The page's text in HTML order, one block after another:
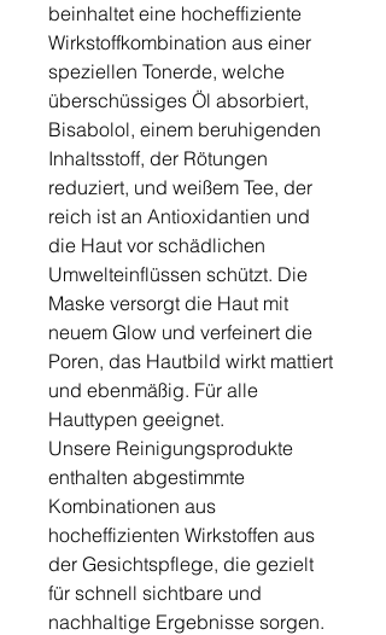
beinhaltet eine hocheffiziente
Wirkstoffkombination aus einer
speziellen Tonerde, welche
überschüssiges Öl absorbiert,
Bisabolol, einem beruhigenden
Inhaltsstoff, der Rötungen
reduziert, und weißem Tee, der
reich ist an Antioxidantien und
die Haut vor schädlichen
Umwelteinflüssen schützt. Die
Maske versorgt die Haut mit
neuem Glow und verfeinert die
Poren, das Hautbild wirkt mattiert
und ebenmäßig. Für alle
Hauttypen geeignet.
Unsere Reinigungsprodukte
enthalten abgestimmte
Kombinationen aus
hocheffizienten Wirkstoffen aus
der Gesichtspflege, die gezielt
für schnell sichtbare und
nachhaltige Ergebnisse sorgen.